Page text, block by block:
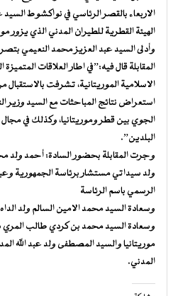
الاربعاء بالقصر الرئاسي في نواكشوط
الهيئة القطرية للطيران المدني الذي يزور
وأدلى السيد عبد العزيز محمد النعيمي
المقابلة قال فيه:”في اطار العلاقات
الاسلامية الموريتانية، تشرفت
استعراض نتائج المباحثات مع السيد وزير
الجوي بين قطر وموريتانيا، وكذلك في
البلدين”.
وجرت المقابلة بحضور السادة: أحمد ولد
ولد سيداتي مستشار برئاسة الجمهورية
الرسمي باسم الرئاسة
وسعادة السيد محمد الامين السالم ولد
وسعادة السيد محمد بن كردي طالب المري
موريتانيا والسيد المصطفى ولد عبد الله
المدني.